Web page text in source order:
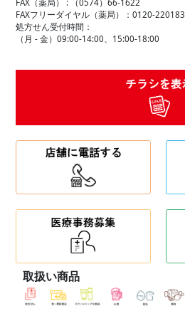
FAX（薬局） :
（0574）66-1622
FAXフリーダイヤル（薬局）：0120-220183
処方せん受付時間：
（月 - 金）09:00-14:00、15:00-18:00
取扱い商品